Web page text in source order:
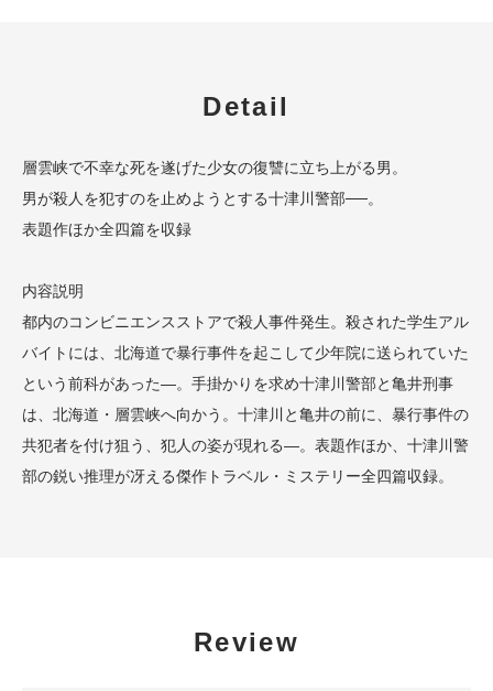
Detail
層雲峡で不幸な死を遂げた少女の復讐に立ち上がる男。
男が殺人を犯すのを止めようとする十津川警部──。
表題作ほか全四篇を収録
内容説明
都内のコンビニエンスストアで殺人事件発生。殺された学生アル
バイトには、北海道で暴行事件を起こして少年院に送られていた
という前科があった―。手掛かりを求め十津川警部と亀井刑事
は、北海道・層雲峡へ向かう。十津川と亀井の前に、暴行事件の
共犯者を付け狙う、犯人の姿が現れる―。表題作ほか、十津川警
部の鋭い推理が冴える傑作トラベル・ミステリー全四篇収録。
Review